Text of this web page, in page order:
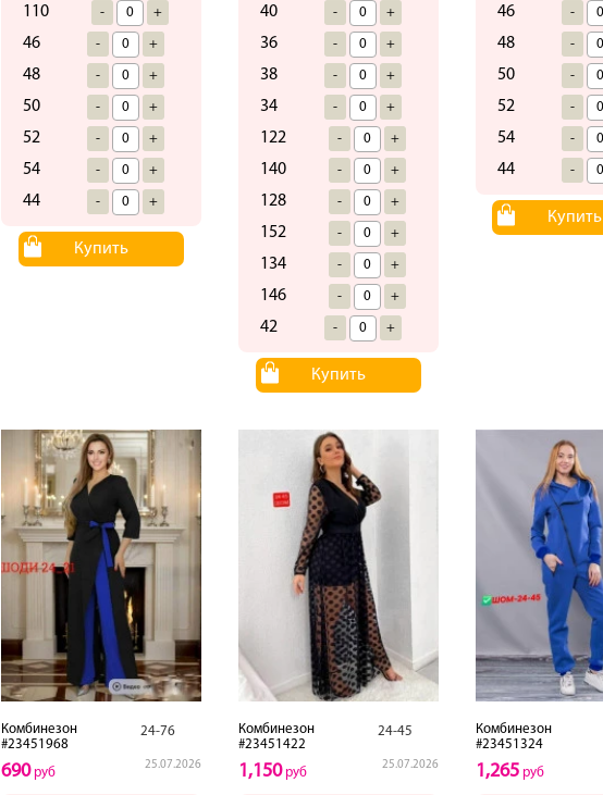
110 - +
46 - +
48 - +
50 - +
52 - +
54 - +
44 - +
Купить
40 - +
36 - +
38 - +
34 - +
122 - +
140 - +
128 - +
152 - +
134 - +
146 - +
42 - +
Купить
46 -
48 -
50 -
52 -
54 -
44 -
Купить
Комбинезон
#23451968
24-76
25.07.2026
690руб
Комбинезон
#23451422
24-45
25.07.2026
1,150руб
Комбинезон
#23451324
1,265руб